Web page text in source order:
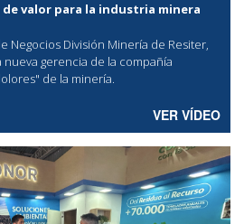
valor para la industria minera
Negocios División Minería de Resiter,
gerencia de la compañía
de la minería.
VER VÍDEO